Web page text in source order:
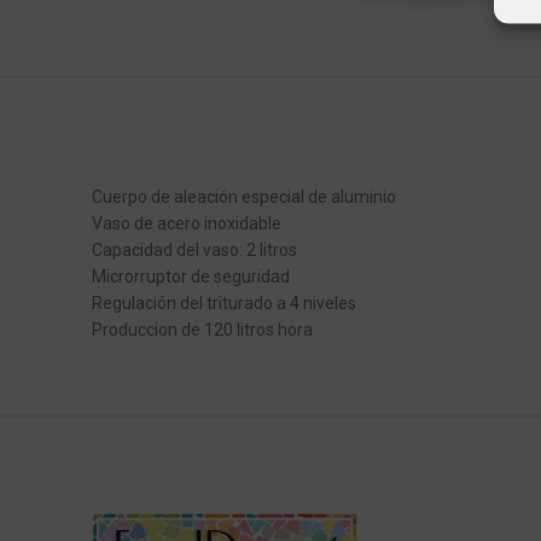
Cuerpo de aleación especial de aluminio
Vaso de acero inoxidable
Capacidad del vaso: 2 litros
Microrruptor de seguridad
Regulación del triturado a 4 niveles
Produccion de 120 litros hora